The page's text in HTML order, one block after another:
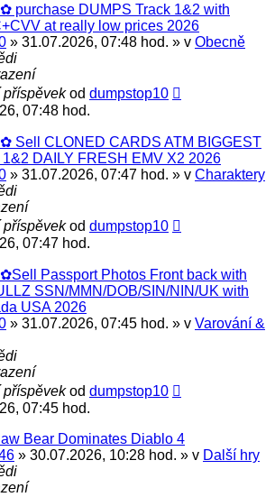
purchase DUMPS Track 1&2 with
at really low prices 2026
» 31.07.2026, 07:48 hod. » v Obecně
příspěvekod dumpstop10
07:48 hod.
Sell CLONED CARDS ATM BIGGEST
1&2 DAILY FRESH EMV X2 2026
» 31.07.2026, 07:47 hod. » v Charaktery
příspěvekod dumpstop10
07:47 hod.
Passport Photos Front back with
SSN/MMN/DOB/SIN/NIN/UK with
USA 2026
» 31.07.2026, 07:45 hod. » v Varování &
příspěvekod dumpstop10
07:45 hod.
Bear Dominates Diablo 4
» 30.07.2026, 10:28 hod. » v Další hry